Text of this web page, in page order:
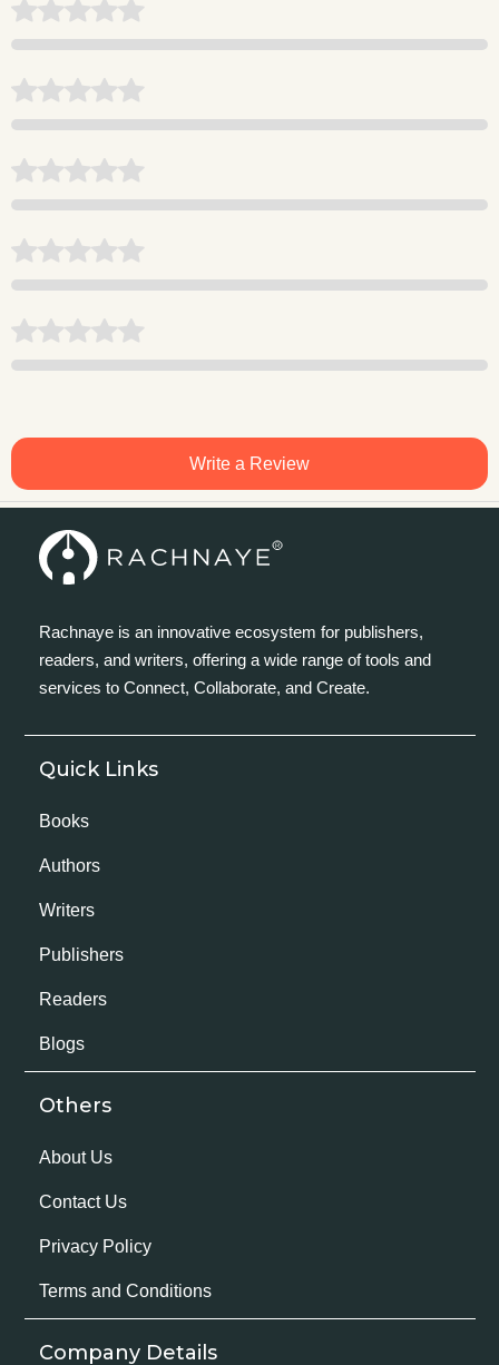
Write a Review
Rachnaye is an innovative ecosystem for publishers,
readers, and writers, offering a wide range of tools and
services to Connect, Collaborate, and Create.
Quick Links
Books
Authors
Writers
Publishers
Readers
Blogs
Others
About Us
Contact Us
Privacy Policy
Terms and Conditions
Company Details